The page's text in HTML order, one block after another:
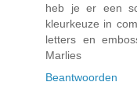
heb je er een
kleurkeuze in
letters en
Marlies
Beantwoorden